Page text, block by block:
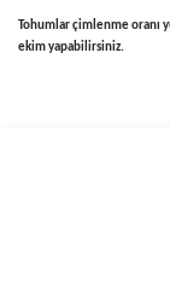
Tohumlar çimlenme oranı
ekim yapabilirsiniz.
Ürün resmi
Ürün